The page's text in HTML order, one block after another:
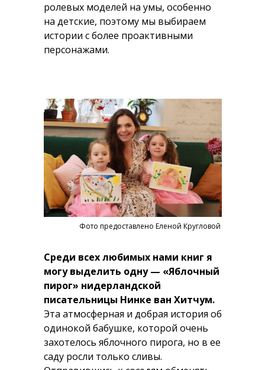
ролевых моделей на умы, особенно
на детские, поэтому мы выбираем
истории с более проактивными
персонажами.
Фото предоставлено Еленой Кругловой
Среди всех любимых нами книг я
могу выделить одну — «Яблочный
пирог» нидерландской
писательницы Нинке ван Хитчум.
Эта атмосферная и добрая история об
одинокой бабушке, которой очень
захотелось яблочного пирога, но в ее
саду росли только сливы.